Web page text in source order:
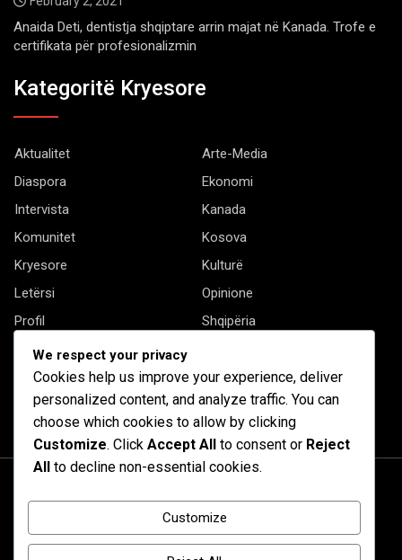
Anaida Deti, dentistja shqiptare arrin majat në Kanada. Trofe e
certifikata për profesionalizmin
Kategoritë Kryesore
Aktualitet
Arte-Media
Diaspora
Ekonomi
Intervista
Kanada
Komunitet
Kosova
Kryesore
Kulturë
Letërsi
Opinione
Profil
Shqipëria
Shqiptarët në biznes
Të tjera
We respect your privacy
Cookies help us improve your experience, deliver
personalized content, and analyze traffic. You can
choose which cookies to allow by clicking
Customize. Click Accept All to consent or Reject
All to decline non-essential cookies.
Customize